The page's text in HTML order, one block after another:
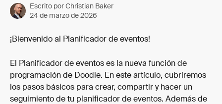
Escrito por Christian Baker
24 de marzo de 2026
¡Bienvenido al Planificador de eventos!
El Planificador de eventos es la nueva función de
programación de Doodle. En este artículo, cubriremos
los pasos básicos para crear, compartir y hacer un
seguimiento de tu planificador de eventos. Además de